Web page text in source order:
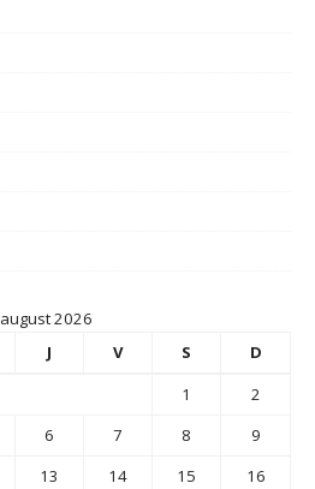
august 2026
J V S
D
1
2
6 7 8
9
13 14 15
16